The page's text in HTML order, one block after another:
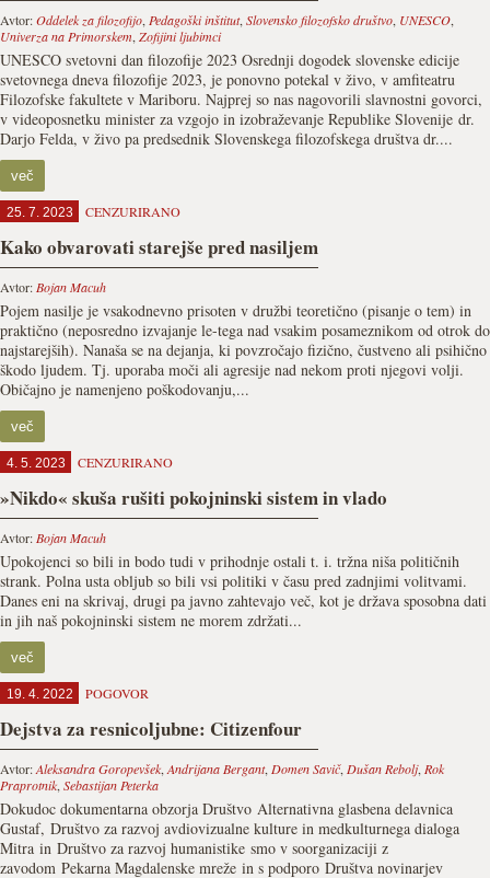
Avtor:Oddelek za filozofijo, Pedagoški inštitut, Slovensko filozofsko društvo, UNESCO,
Univerza na Primorskem, Zofijini ljubimci
UNESCO svetovni dan filozofije 2023 Osrednji dogodek slovenske edicije
svetovnega dneva filozofije 2023, je ponovno potekal v živo, v amfiteatru
Filozofske fakultete v Mariboru. Najprej so nas nagovorili slavnostni govorci,
v videoposnetku minister za vzgojo in izobraževanje Republike Slovenije dr.
Darjo Felda, v živo pa predsednik Slovenskega filozofskega društva dr....
več
25. 7. 2023 CENZURIRANO
Kako obvarovati starejše pred nasiljem
Avtor: Bojan Macuh
Pojem nasilje je vsakodnevno prisoten v družbi teoretično (pisanje o tem) in
praktično (neposredno izvajanje le-tega nad vsakim posameznikom od otrok do
najstarejših). Nanaša se na dejanja, ki povzročajo fizično, čustveno ali psihično
škodo ljudem. Tj. uporaba moči ali agresije nad nekom proti njegovi volji.
Običajno je namenjeno poškodovanju,...
več
4. 5. 2023 CENZURIRANO
»Nikdo« skuša rušiti pokojninski sistem in vlado
Avtor: Bojan Macuh
Upokojenci so bili in bodo tudi v prihodnje ostali t. i. tržna niša političnih
strank. Polna usta obljub so bili vsi politiki v času pred zadnjimi volitvami.
Danes eni na skrivaj, drugi pa javno zahtevajo več, kot je država sposobna dati
in jih naš pokojninski sistem ne morem zdržati...
več
19. 4. 2022 POGOVOR
Dejstva za resnicoljubne: Citizenfour
Avtor:Aleksandra Goropevšek, Andrijana Bergant, Domen Savič, Dušan Rebolj, Rok
Praprotnik, Sebastijan Peterka
Dokudoc dokumentarna obzorja Društvo Alternativna glasbena delavnica
Gustaf, Društvo za razvoj avdiovizualne kulture in medkulturnega dialoga
Mitra in Društvo za razvoj humanistike smo v soorganizaciji z
zavodom Pekarna Magdalenske mreže in s podporo Društva novinarjev